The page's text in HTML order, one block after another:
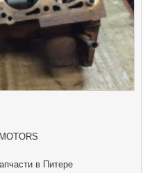
в Питере